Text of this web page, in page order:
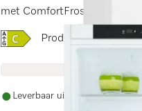
met ComfortFrost,
Online Label Flag,
Leverbaar uit voorraad met